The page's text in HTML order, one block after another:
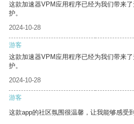
这款加速器VPM应用程序已经为我们带来
护。
2024-10-28
游客
这款加速器VPM应用程序已经为我们带来
护。
2024-10-28
游客
这款app的社区氛围很温馨，让我能够感受